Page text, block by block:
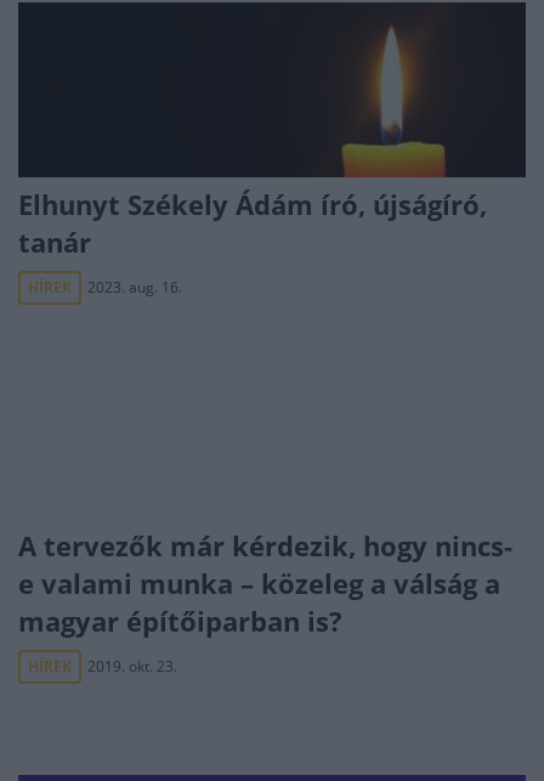
Elhunyt Székely Ádám író, újságíró,
tanár
HÍREK 2023. aug. 16.
A tervezők már kérdezik, hogy nincs-
e valami munka – közeleg a válság a
magyar építőiparban is?
HÍREK 2019. okt. 23.